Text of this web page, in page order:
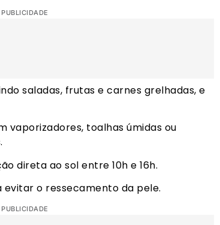
saladas, frutas e carnes grelhadas, e
vaporizadores, toalhas úmidas ou
direta ao sol entre 10h e 16h.
o ressecamento da pele.